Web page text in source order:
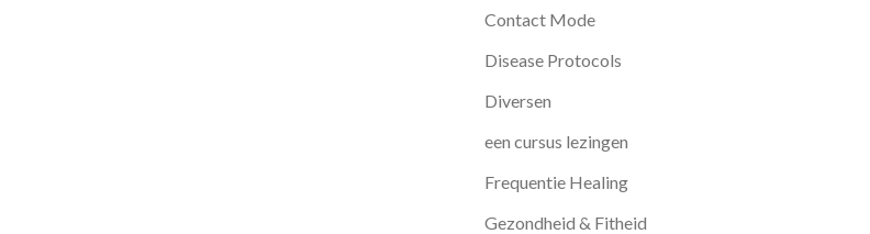
Contact Mode
Disease Protocols
Diversen
een cursus lezingen
Frequentie Healing
Gezondheid & Fitheid